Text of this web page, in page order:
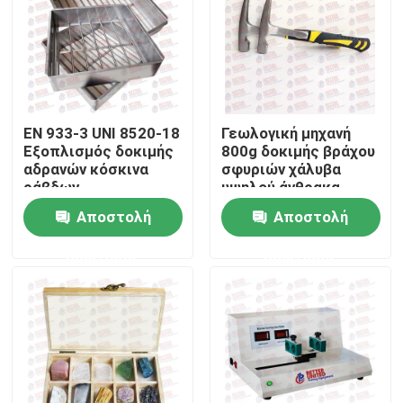
Γύρος εργοστασίων
Ποιοτικός έλεγχος
επαφή
Ζητήστε ένα απόσπασμα
Καθολική μηχανή δοκιμής
Μηχανή εδαφολογικής δοκιμής
Συγκεκριμένη μηχανή δοκιμής
EN 933-3 UNI 8520-18
Εξοπλισμός δοκιμής
αδρανών κόσκινα
ράβδων
271x271x75mm
Αποστολή
Γεωλογική μηχανή
800g δοκιμής βράχου
σφυριών χάλυβα
υψηλού άνθρακα
Αποστολή